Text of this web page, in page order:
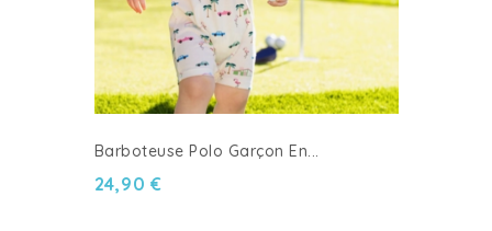
Barboteuse Polo Garçon En...
24,90 €